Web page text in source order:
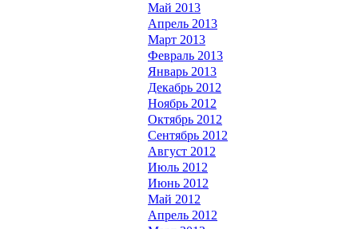
Май 2013
Апрель 2013
Март 2013
Февраль 2013
Январь 2013
Декабрь 2012
Ноябрь 2012
Октябрь 2012
Сентябрь 2012
Август 2012
Июль 2012
Июнь 2012
Май 2012
Апрель 2012